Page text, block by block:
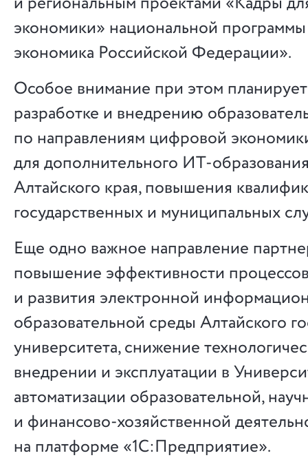
экономики» национальной
экономика Российской Федерации».
Особое внимание при этом
разработке и внедрению
по направлениям цифровой
для дополнительного ИТ-
Алтайского края, повышения
государственных и муниципальных
Еще одно важное направление
повышение эффективности
и развития электронной
образовательной среды Алтайского
университета, снижение
внедрении и эксплуатации в
автоматизации образовательной,
и финансово-хозяйственной
на платформе «1С:Предприятие».